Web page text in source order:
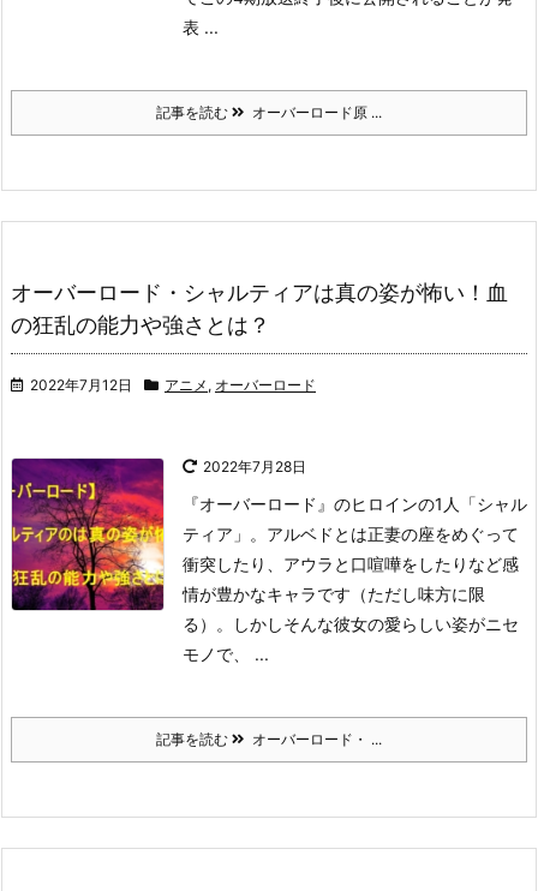
表 ...
記事を読む オーバーロード原 ...
オーバーロード・シャルティアは真の姿が怖い！血
の狂乱の能力や強さとは？
2022年7月12日 アニメ , オーバーロード
2022年7月28日
『オーバーロード』のヒロインの1人「シャル
ティア」。 アルベドとは正妻の座をめぐって
衝突したり、アウラと口喧嘩をしたりなど感
情が豊かなキャラです（ただし味方に限
る）。
しかしそんな彼女の愛らしい姿がニセ
モノで、 ...
記事を読む オーバーロード・ ...